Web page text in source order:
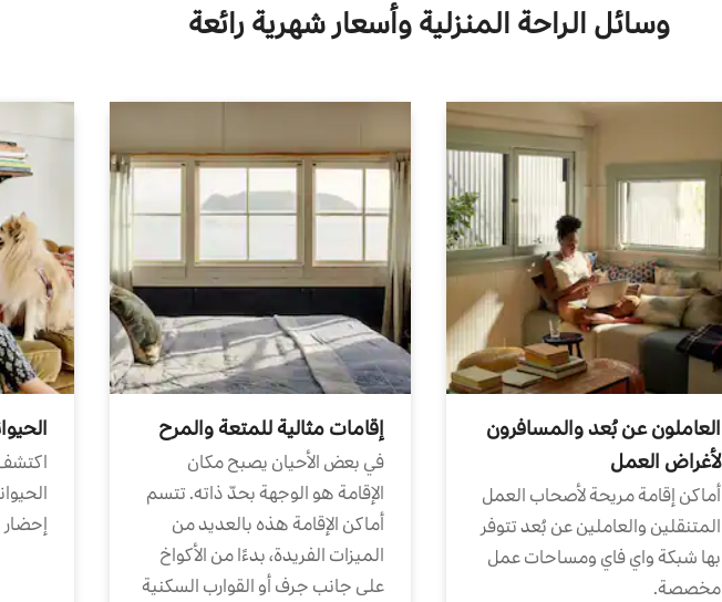
وسائل الراحة المنزلية وأسعار شهرية رائعة
العاملون عن بُعد والمسافرون
لأغراض العمل
أماكن إقامة مريحة لأصحاب العمل
المتنقلين والعاملين عن بُعد تتوفر
بها شبكة واي فاي ومساحات عمل
مخصصة.
إقامات مثالية للمتعة والمرح
في بعض الأحيان يصبح مكان
الإقامة هو الوجهة بحدّ ذاته. تتسم
أماكن الإقامة هذه بالعديد من
الميزات الفريدة، بدءًا من الأكواخ
على جانب جرف أو القوارب السكنية